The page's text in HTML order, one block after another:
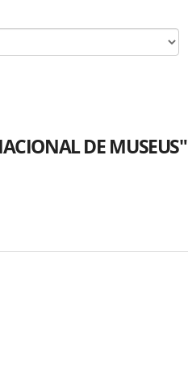
DE MUSEUS"